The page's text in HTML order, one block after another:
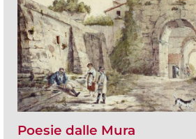
Poesie dalle Mura